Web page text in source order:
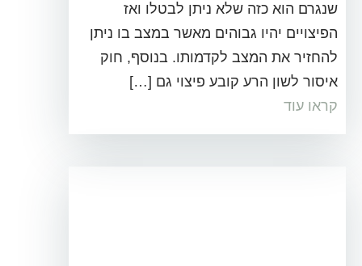
שנגרם הוא כזה שלא ניתן לבטלו ואז
הפיצויים יהיו גבוהים מאשר במצב בו ניתן
להחזיר את המצב לקדמותו. בנוסף, חוק
איסור לשון הרע קובע פיצוי גם […]
קראו עוד